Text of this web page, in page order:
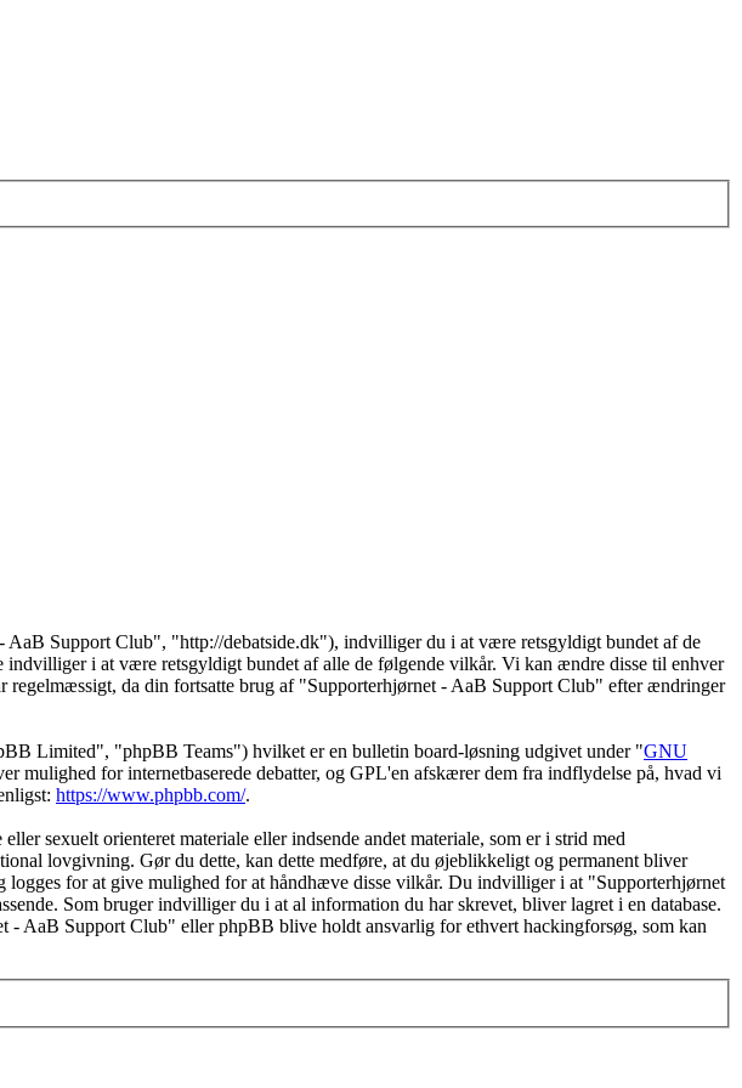
Support Club", "http://debatside.dk"), indvilliger du i at være retsgyldigt bundet af de
i at være retsgyldigt bundet af alle de følgende vilkår. Vi kan ændre disse til enhver
da din fortsatte brug af "Supporterhjørnet - AaB Support Club" efter ændringer
Limited", "phpBB Teams") hvilket er en bulletin board-løsning udgivet under "GNU
mulighed for internetbaserede debatter, og GPL'en afskærer dem fra indflydelse på, hvad vi
https://www.phpbb.com/.
sexuelt orienteret materiale eller indsende andet materiale, som er i strid med
lovgivning. Gør du dette, kan dette medføre, at du øjeblikkeligt og permanent bliver
for at give mulighed for at håndhæve disse vilkår. Du indvilliger i at "Supporterhjørnet
Som bruger indvilliger du i at al information du har skrevet, bliver lagret i en database.
AaB Support Club" eller phpBB blive holdt ansvarlig for ethvert hackingforsøg, som kan